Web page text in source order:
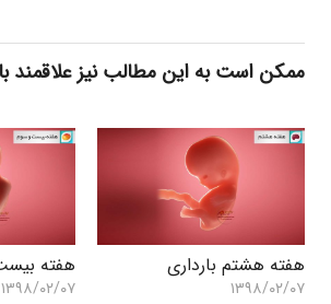
ممکن است به این مطالب نیز علاقمند
هفته هشتم بارداری
۱۳۹۸/۰۲/۰۷
هفته
۱۳۹۸/۰۲/۰۷